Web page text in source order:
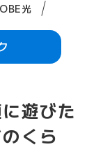
光
遊びた
くら